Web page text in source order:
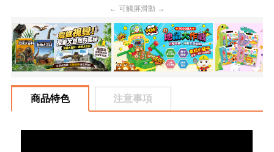
← 可觸屏滑動 →
商品特色 注意事項